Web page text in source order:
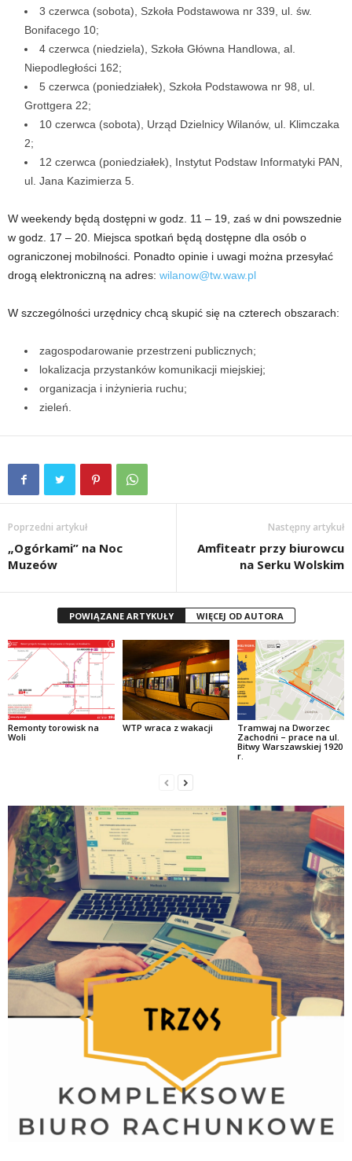
3 czerwca (sobota), Szkoła Podstawowa nr 339, ul. św.
Bonifacego 10;
4 czerwca (niedziela), Szkoła Główna Handlowa, al.
Niepodległości 162;
5 czerwca (poniedziałek), Szkoła Podstawowa nr 98, ul.
Grottgera 22;
10 czerwca (sobota), Urząd Dzielnicy Wilanów, ul. Klimczaka
2;
12 czerwca (poniedziałek), Instytut Podstaw Informatyki PAN,
ul. Jana Kazimierza 5.
W weekendy będą dostępni w godz. 11 – 19, zaś w dni powszednie
w godz. 17 – 20. Miejsca spotkań będą dostępne dla osób o
ograniczonej mobilności. Ponadto opinie i uwagi można przesyłać
drogą elektroniczną na adres: wilanow@tw.waw.pl
W szczególności urzędnicy chcą skupić się na czterech obszarach:
zagospodarowanie przestrzeni publicznych;
lokalizacja przystanków komunikacji miejskiej;
organizacja i inżynieria ruchu;
zieleń.
Poprzedni artykuł
„Ogórkami” na Noc
Muzeów
Następny artykuł
Amfiteatr przy biurowcu
na Serku Wolskim
POWIĄZANE ARTYKUŁY WIĘCEJ OD AUTORA
Remonty torowisk na
Woli
WTP wraca z wakacji
Tramwaj na Dworzec
Zachodni – prace na ul.
Bitwy Warszawskiej 1920
r.